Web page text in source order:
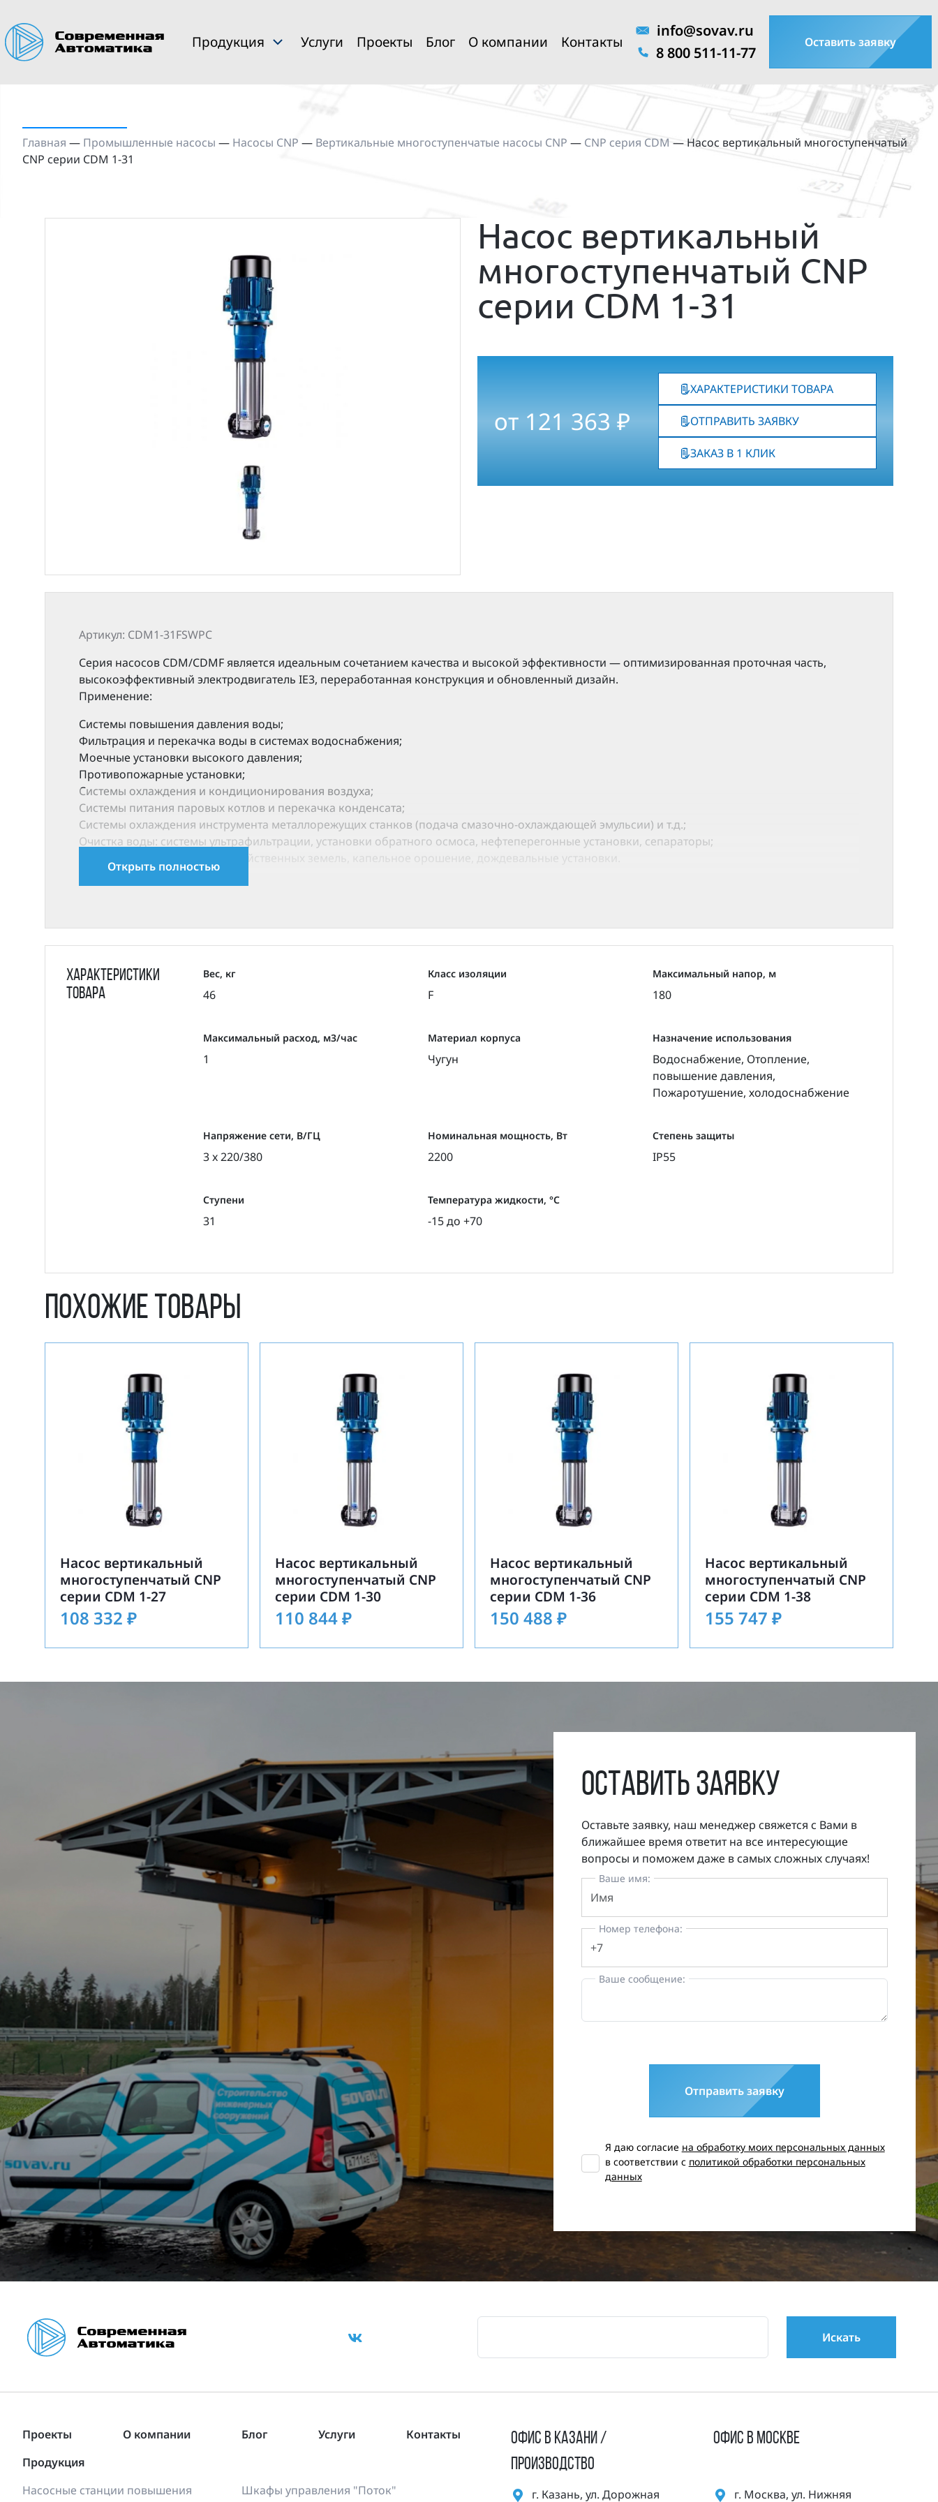
Продукция Услуги Проекты Блог О компании Контакты
info@sovav.ru
8 800 511-11-77
Оставить заявку
Главная — Промышленные насосы — Насосы CNP — Вертикальные многоступенчатые насосы CNP — CNP серия CDM — Насос вертикальный многоступенчатый
CNP серии CDM 1-31
Насос вертикальный
многоступенчатый CNP
серии CDM 1-31
от 121 363 ₽
ХАРАКТЕРИСТИКИ ТОВАРА
ОТПРАВИТЬ ЗАЯВКУ
ЗАКАЗ В 1 КЛИК
Артикул: CDM1-31FSWPC
Серия насосов CDM/CDMF является идеальным сочетанием качества и высокой эффективности — оптимизированная проточная часть,
высокоэффективный электродвигатель IE3, переработанная конструкция и обновленный дизайн.
Применение:
Системы повышения давления воды;
Фильтрация и перекачка воды в системах водоснабжения;
Моечные установки высокого давления;
Противопожарные установки;
Cистемы охлаждения и кондиционирования воздуха;
Системы питания паровых котлов и перекачка конденсата;
Системы охлаждения инструмента металлорежущих станков (подача смазочно-охлаждающей эмульсии) и т.д.;
Очистка воды: системы ультрафильтрации, установки обратного осмоса, нефтеперегонные установки, сепараторы;
Орошение: полив сельскохозяйственных земель, капельное орошение, дождевальные установки.
Открыть полностью
Характеристики
товара
Вес, кг
46
Класс изоляции
F
Максимальный напор, м
180
Максимальный расход, м3/час
1
Материал корпуса
Чугун
Назначение использования
Водоснабжение, Отопление,
повышение давления,
Пожаротушение, холодоснабжение
Напряжение сети, В/ГЦ
3 x 220/380
Номинальная мощность, Вт
2200
Степень защиты
IP55
Ступени
31
Температура жидкости, °С
-15 до +70
Похожие товары
Насос вертикальный
многоступенчатый CNP
серии CDM 1-27
108 332 ₽
Насос вертикальный
многоступенчатый CNP
серии CDM 1-30
110 844₽
Насос вертикальный
многоступенчатый CNP
серии CDM 1-36
150 488 ₽
Насос вертикальный
многоступенчатый CNP
серии CDM 1-38
155 747 ₽
оставить заявку
Оставьте заявку, наш менеджер свяжется с Вами в
ближайшее время ответит на все интересующие
вопросы и поможем даже в самых сложных случаях!
Ваше имя:
Номер телефона:
Ваше сообщение:
Отправить заявку
Я даю согласие на обработку моих персональных данных
в соответствии с политикой обработки персональных
данных
Проекты О компании Блог Услуги
Контакты
Продукция
Насосные станции повышения
Шкафы управления "Поток"
ОФИС В КАЗАНИ /
ПРОИЗВОДСТВО
г. Казань, ул. Дорожная
ОФИС В МОСКВЕ
г. Москва, ул. Нижняя